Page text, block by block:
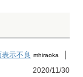
示不良 mhiraoka ｜
2020/11/30